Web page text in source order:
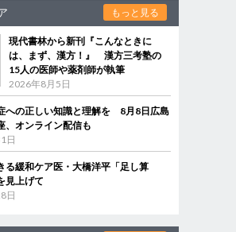
もっと見る
現代書林から新刊『こんなときに
は、まず、漢方！』 漢方三考塾の
15人の医師や薬剤師が執筆
2026年8月5日
への正しい知識と理解を 8月8日広島
、オンライン配信も
日
る緩和ケア医・大橋洋平「足し算
見上げて
日